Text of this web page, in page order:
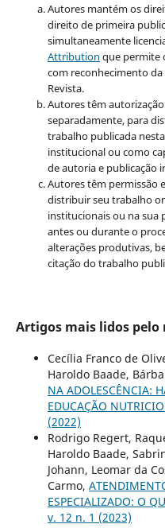
Autores mantém os
direito de primeira
simultaneamente
Attribution que permite
com reconhecimento
Revista.
Autores têm
separadamente, para
trabalho publicada
institucional ou como
de autoria e publicação
Autores têm permissão
distribuir seu trabalho
institucionais ou na sua
antes ou durante o
alterações produtivas,
citação do trabalho
Artigos mais lidos pelo
Cecília Franco de
Haroldo Baade,
NA ADOLESCÊNCIA:
EDUCAÇÃO
(2022)
Rodrigo Regert,
Haroldo Baade,
Johann, Leomar da
Carmo,
ESPECIALIZADO: O
v. 12 n. 1 (2023)